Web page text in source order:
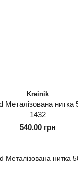
Kreinik
нитка
1432
540.00 грн